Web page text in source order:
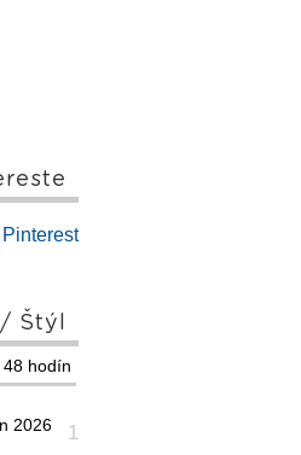
Štýl
48 hodín
1
2026